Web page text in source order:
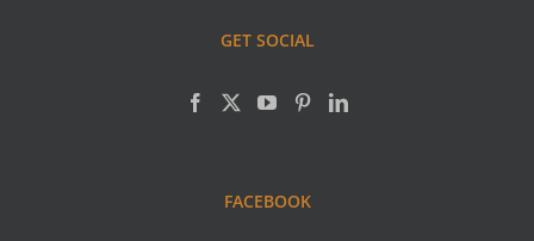
GET SOCIAL
FACEBOOK